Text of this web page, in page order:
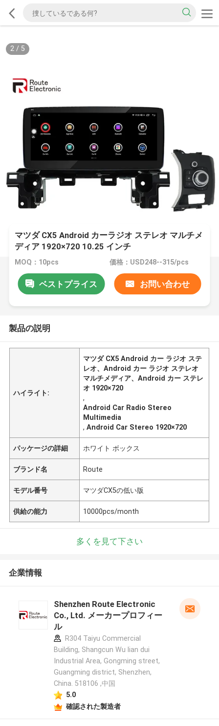
2/ 5
マツダ CX5 Android カーラジオ ステレオ マルチメ
ディア 1920×720 10.25 インチ
MOQ：10pcs 価格：USD248--315/pcs
ベストプライス お問い合わせ
製品の説明
ハイライト:
マツダ CX5 Android カー ラジオ ステ
レオ、Android カー ラジオ ステレオ
マルチメディア、Android カー ステレ
オ 1920×720
,
Android Car Radio Stereo
Multimedia
,Android Car Stereo 1920×720
パッケージの詳細 ホワイト ボックス
ブランド名 Route
モデル番号 マツダCX5の低い版
供給の能力 10000pcs/month
多くを見て下さい
企業情報
Shenzhen Route Electronic
Co., Ltd. メーカープロフィー
ル
R304 Taiyu Commercial
Building, Shangcun Wu lian dui
Industrial Area, Gongming street,
Guangming district, Shenzhen,
China. 518106 ,中国
5.0
確認された製造者